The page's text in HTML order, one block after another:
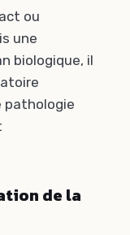
ou
une
biologique, il
pathologie
de la